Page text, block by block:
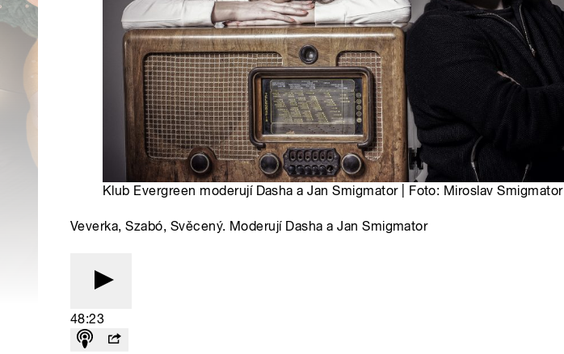
Klub Evergreen moderují Dasha a Jan Smigmator | Foto: Miroslav Smigmator
Veverka, Szabó, Svěcený. Moderují Dasha a Jan Smigmator
48:23